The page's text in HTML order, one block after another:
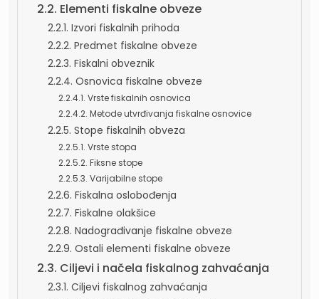
2.2. Elementi fiskalne obveze
2.2.1. Izvori fiskalnih prihoda
2.2.2. Predmet fiskalne obveze
2.2.3. Fiskalni obveznik
2.2.4. Osnovica fiskalne obveze
2.2.4.1. Vrste fiskalnih osnovica
2.2.4.2. Metode utvrđivanja fiskalne osnovice
2.2.5. Stope fiskalnih obveza
2.2.5.1. Vrste stopa
2.2.5.2. Fiksne stope
2.2.5.3. Varijabilne stope
2.2.6. Fiskalna oslobođenja
2.2.7. Fiskalne olakšice
2.2.8. Nadograđivanje fiskalne obveze
2.2.9. Ostali elementi fiskalne obveze
2.3. Ciljevi i načela fiskalnog zahvaćanja
2.3.1. Ciljevi fiskalnog zahvaćanja